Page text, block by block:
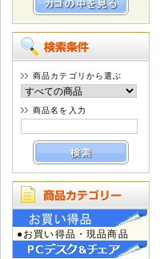
商品カテゴリから選ぶ
商品名を入力
●お買い得品・現品商品